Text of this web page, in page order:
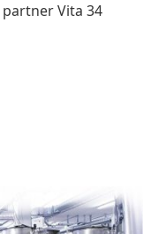
partner Vita 34